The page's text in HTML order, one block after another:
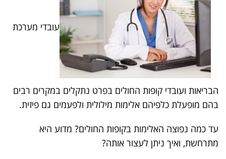
עובדי מערכת
הבריאות ועובדי קופות החולים בפרט נתקלים במקרים רבים
בהם מופעלת כלפיהם אלימות מילולית ולפעמים גם פיזית.
עד כמה נפוצה האלימות בקופות החולים? מדוע היא
מתרחשת, ואיך ניתן לעצור אותה?